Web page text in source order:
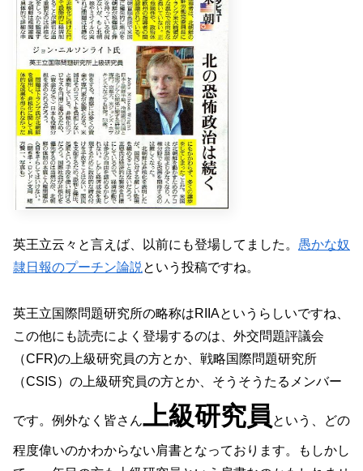
英王立云々と言えば、以前にも登場してました。 愚かな奴
隷日報のプーチン論説 という投稿ですね。
英王立国際問題研究所の略称はRIIAというらしいですね、
この他にも読売によく登場するのは、外交問題評議会
（CFR)の上級研究員の方とか、戦略国際問題研究所
（CSIS）の上級研究員の方とか、そうそうたるメンバー
です。例外なく皆さん上級研究員 という、どの
程度偉いのかわからない肩書となっております。もしかし